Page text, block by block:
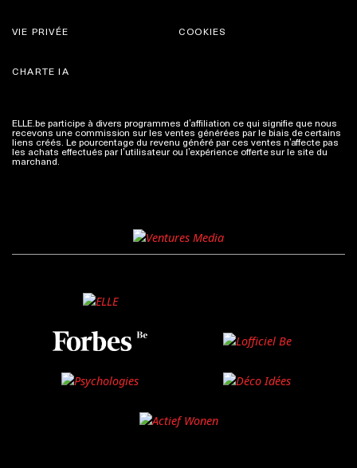
VIE PRIVÉE
CHARTE IA
COOKIES
ELLE.be participe à divers programmes d’affiliation ce qui signifie que nous
recevons une commission sur les ventes générées par le biais de certains
liens créés. Le pourcentage du revenu généré par ces ventes n’affecte pas
les achats effectués par l’utilisateur ou l’expérience offerte sur le site du
marchand. Plus d'infos